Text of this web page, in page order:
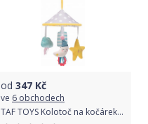
od 347 Kč
ve 6 obchodech
TAF TOYS Kolotoč na kočárek Měsíček